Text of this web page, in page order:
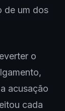
de um dos
o
acusação
cada